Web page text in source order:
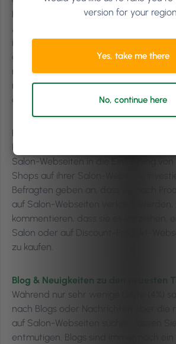
Befragten an, dass sie die Webseite
Angebote und Werbeaktionen
ihren Termin wählen. Wenn dein
aktualisierte Aktionsseite auf seiner
nicht, könnte das bedeuten, dass du
mehr als ein Viertel der neuen Kunden
online umsehen.
Produkte im Online-Verkauf
Das ist ein interessantes Thema,
Salon-Webseiten in die Einführung
Shops auf ihrer Salon-Webseite
Befragten geben an, dass sie nach
auf Salon-Webseiten verkauft werden,
kommentieren, dass sie es vorziehen,
Salon oder auf Discount-Produkt-
zu kaufen.
Blog & Neuigkeiten zu den neuesten
Während nur sehr wenige Leute (4%)
nach Blogs oder Nachrichten über die
auf Salon-Webseiten suchen, lassen
entmutigen. Blogs sind immer noch
version for your
Yes, take me there
No, continue here